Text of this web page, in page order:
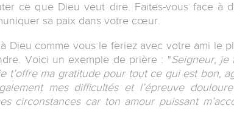
ce que Dieu veut dire. Faites-vous face à
sa paix dans votre cœur.
à Dieu comme vous le feriez avec votre ami le
Voici un exemple de prière : "Seigneur, je
t’offre ma gratitude pour tout ce qui est bon,
mes difficultés et l’épreuve
circonstances car ton amour puissant